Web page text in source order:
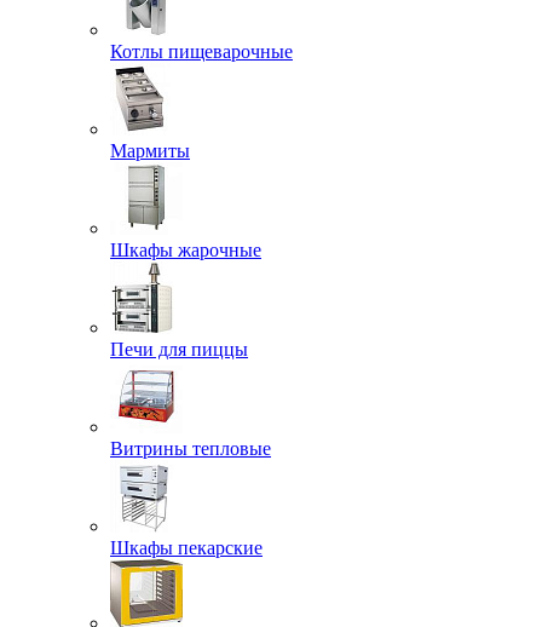
Котлы пищеварочные
Мармиты
Шкафы жарочные
Печи для пиццы
Витрины тепловые
Шкафы пекарские